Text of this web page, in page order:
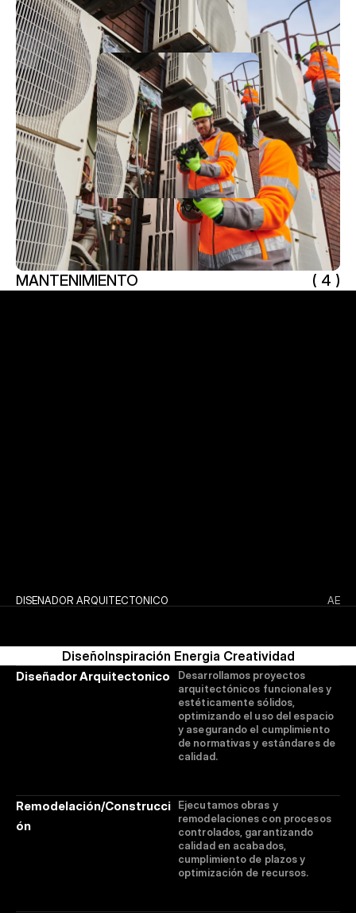
MANTENIMIENTO
( 4 )
DISEÑADOR ARQUITECTONICO AE
DiseñoInspiración Energia Creatividad
Diseñador Arquitectonico
Desarrollamos proyectos
arquitectónicos funcionales y
estéticamente sólidos,
optimizando el uso del espacio
y asegurando el cumplimiento
de normativas y estándares de
calidad.
Remodelación/Construcci
ón
Ejecutamos obras y
remodelaciones con procesos
controlados, garantizando
calidad en acabados,
cumplimiento de plazos y
optimización de recursos.